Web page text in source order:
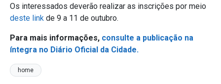
Os interessados deverão realizar as inscrições por meio
deste link de 9 a 11 de outubro.
Para mais informações, consulte a publicação na
íntegra no Diário Oficial da Cidade.
home